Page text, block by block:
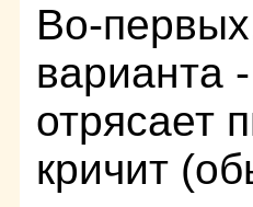
Во-
варианта
отрясает
кричит